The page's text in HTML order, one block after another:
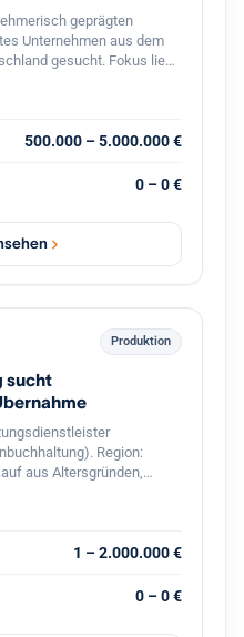
geprägten
Unternehmen aus dem
gesucht. Fokus liegt
Betrieben mit
Leistungen in den
/ Ladeinfrastruktur
eine langfristige
des Unternehmens
in Deutschland PLZ-
500.000 – 5.000.000 €
0 – 0 €
Produktion
sucht
Region:
aus Altersgründen,
Neuausrichtung.
1 – 2.000.000 €
0 – 0 €